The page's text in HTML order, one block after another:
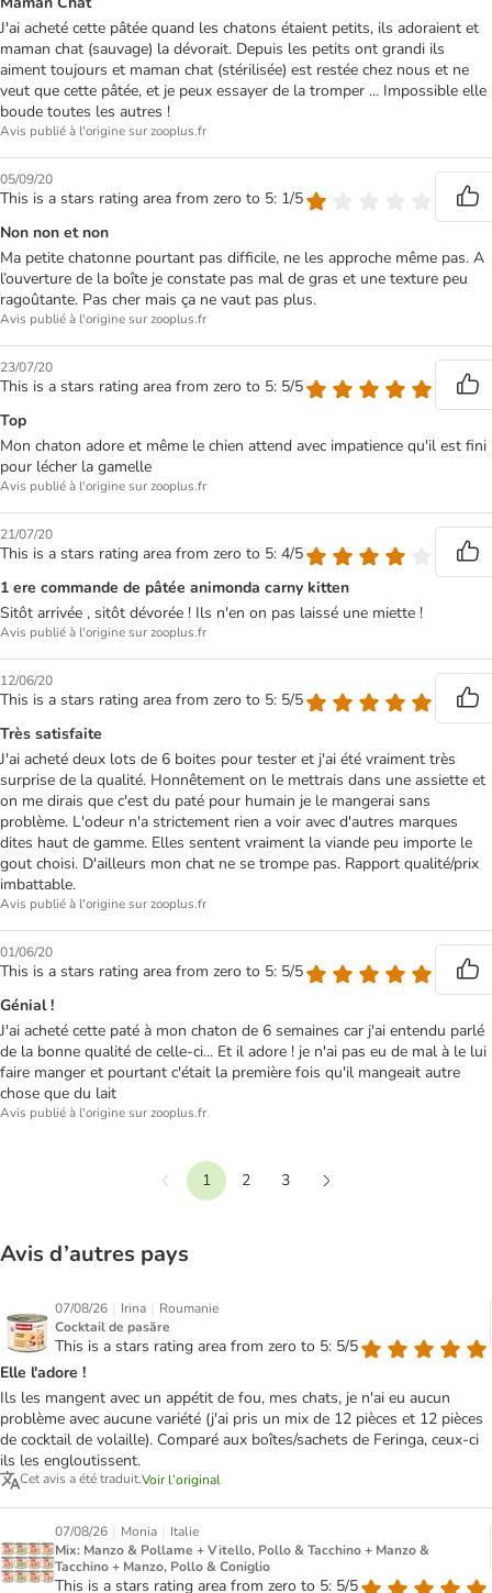
J'ai acheté cette pâtée quand les chatons étaient petits, ils adoraient et
maman chat (sauvage) la dévorait. Depuis les petits ont grandi ils
aiment toujours et maman chat (stérilisée) est restée chez nous et ne
veut que cette pâtée, et je peux essayer de la tromper ... Impossible elle
boude toutes les autres !
Avis publié à l'origine sur zooplus.fr
05/09/20
This is a stars rating area from zero to 5: 1/5
Non non et non
Ma petite chatonne pourtant pas difficile, ne les approche même pas. A
l’ouverture de la boîte je constate pas mal de gras et une texture peu
ragoûtante. Pas cher mais ça ne vaut pas plus.
Avis publié à l'origine sur zooplus.fr
23/07/20
This is a stars rating area from zero to 5: 5/5
Top
Mon chaton adore et même le chien attend avec impatience qu'il est fini
pour lécher la gamelle
Avis publié à l'origine sur zooplus.fr
21/07/20
This is a stars rating area from zero to 5: 4/5
1 ere commande de pâtée animonda carny kitten
Sitôt arrivée , sitôt dévorée ! Ils n'en on pas laissé une miette !
Avis publié à l'origine sur zooplus.fr
12/06/20
This is a stars rating area from zero to 5: 5/5
Très satisfaite
J'ai acheté deux lots de 6 boites pour tester et j'ai été vraiment très
surprise de la qualité. Honnêtement on le mettrais dans une assiette et
on me dirais que c'est du paté pour humain je le mangerai sans
problème. L'odeur n'a strictement rien a voir avec d'autres marques
dites haut de gamme. Elles sentent vraiment la viande peu importe le
gout choisi. D'ailleurs mon chat ne se trompe pas. Rapport qualité/prix
imbattable.
Avis publié à l'origine sur zooplus.fr
01/06/20
This is a stars rating area from zero to 5: 5/5
Génial !
J'ai acheté cette paté à mon chaton de 6 semaines car j'ai entendu parlé
de la bonne qualité de celle-ci... Et il adore ! je n'ai pas eu de mal à le lui
faire manger et pourtant c'était la première fois qu'il mangeait autre
chose que du lait
Avis publié à l'origine sur zooplus.fr
Précédent
1 2
3
Avis d’autres pays
07/08/26 | Irina | Roumanie
Cocktail de pasăre
This is a stars rating area from zero to 5: 5/5
Elle l'adore !
Ils les mangent avec un appétit de fou, mes chats, je n'ai eu aucun
problème avec aucune variété (j'ai pris un mix de 12 pièces et 12 pièces
de cocktail de volaille). Comparé aux boîtes/sachets de Feringa, ceux-ci
ils les engloutissent.
Cet avis a été traduit.Voir l’original
07/08/26 | Monia | Italie
Mix: Manzo & Pollame + Vitello, Pollo & Tacchino + Manzo &
Tacchino + Manzo, Pollo & Coniglio
This is a stars rating area from zero to 5: 5/5